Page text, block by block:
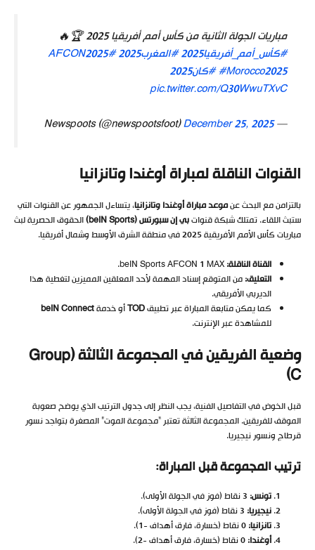
مباريات الجولة الثانية من كأس أمم أفريقيا 2025 🏆🔥
#كأس_أمم_أفريقيا2025
#المغرب2025
#AFCON2025
#Morocco2025 #كان2025
pic.twitter.com/Q30WwuTXvC
— Newspoots (@newspootsfoot)
December 25, 2025
القنوات الناقلة لمباراة أوغندا وتانزانيا
بالتزامن مع البحث عنموعد مباراة أوغندا وتانزانيا، يتساءل الجمهور عن القنوات التي
ستبث اللقاء. تمتلك شبكة قنواتبي إن سبورتس(beIN Sports)
الحقوق الحصرية لبث
مباريات كأس الأمم الأفريقية 2025 في منطقة الشرق الأوسط وشمال أفريقيا.
القناة الناقلة:
beIN Sports AFCON 1 MAX.
التعليق:من المتوقع إسناد المهمة لأحد المعلقين المميزين لتغطية هذا
الديربي الأفريقي.
كما يمكن متابعة المباراة عبر تطبيقTODأو خدمةbeIN Connect
للمشاهدة عبر الإنترنت.
وضعية الفريقين في المجموعة الثالثة (Group
C)
قبل الخوض في التفاصيل الفنية، يجب النظر إلى جدول الترتيب الذي يوضح صعوبة
الموقف للفريقين. المجموعة الثالثة تعتبر “مجموعة الموت” المصغرة بتواجد نسور
قرطاج ونسور نيجيريا.
ترتيب المجموعة قبل المباراة:
تونس:
نيجيريا:
تانزانيا:
أوغندا: